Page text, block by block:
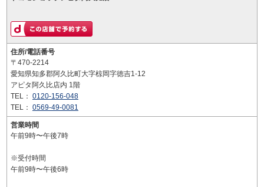
住所/電話番号
〒470-2214
愛知県知多郡阿久比町大字椋岡字徳吉1-12
アピタ阿久比店内 1階
TEL： 0120-156-048
TEL： 0569-49-0081
営業時間
午前9時〜午後7時
※受付時間
午前9時〜午後6時